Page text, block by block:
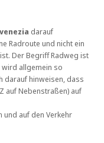
darauf
Radroute und nicht ein
Der Begriff Radweg ist
allgemein so
darauf hinweisen, dass
auf Nebenstraßen) auf
und auf den Verkehr